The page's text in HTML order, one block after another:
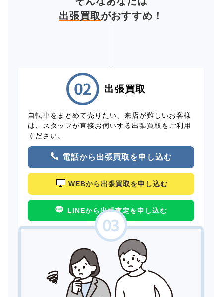
出張買取がおすすめ！
出張買取
自転車をまとめて売りたい、来店が難しいお客様
は、スタッフが直接お伺いする出張買取をご利用
ください。
電話から出張買取を申し込む
WEBから出張買取を申し込む
LINEから出張査定を申し込む